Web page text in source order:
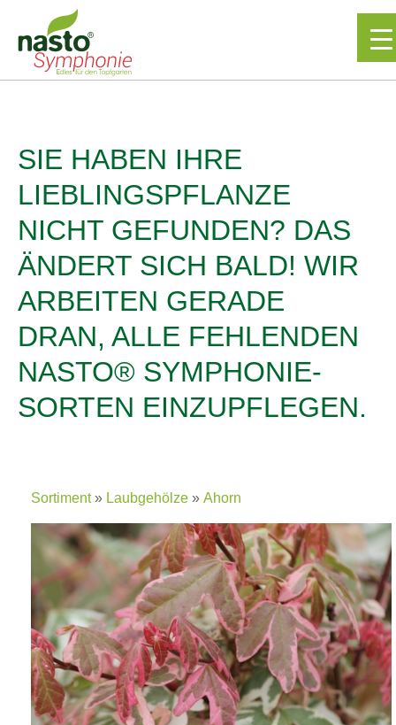
SIE HABEN IHRE
LIEBLINGSPFLANZE
NICHT GEFUNDEN? DAS
ÄNDERT SICH BALD! WIR
ARBEITEN GERADE
DRAN, ALLE FEHLENDEN
NASTO® SYMPHONIE-
SORTEN EINZUPFLEGEN.
Sortiment Laubgehölze Ahorn